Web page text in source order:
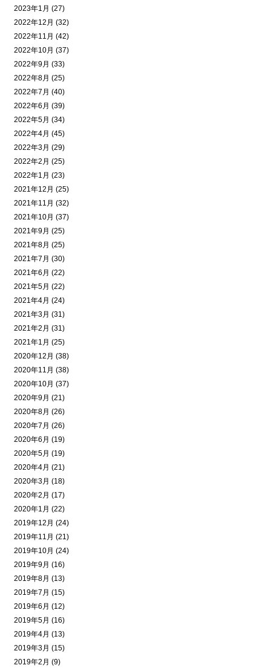
2023年1月 (27)
2022年12月 (32)
2022年11月 (42)
2022年10月 (37)
2022年9月 (33)
2022年8月 (25)
2022年7月 (40)
2022年6月 (39)
2022年5月 (34)
2022年4月 (45)
2022年3月 (29)
2022年2月 (25)
2022年1月 (23)
2021年12月 (25)
2021年11月 (32)
2021年10月 (37)
2021年9月 (25)
2021年8月 (25)
2021年7月 (30)
2021年6月 (22)
2021年5月 (22)
2021年4月 (24)
2021年3月 (31)
2021年2月 (31)
2021年1月 (25)
2020年12月 (38)
2020年11月 (38)
2020年10月 (37)
2020年9月 (21)
2020年8月 (26)
2020年7月 (26)
2020年6月 (19)
2020年5月 (19)
2020年4月 (21)
2020年3月 (18)
2020年2月 (17)
2020年1月 (22)
2019年12月 (24)
2019年11月 (21)
2019年10月 (24)
2019年9月 (16)
2019年8月 (13)
2019年7月 (15)
2019年6月 (12)
2019年5月 (16)
2019年4月 (13)
2019年3月 (15)
2019年2月 (9)